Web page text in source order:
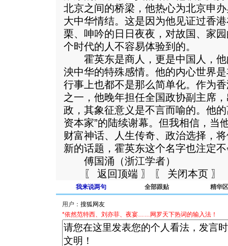
北京之间的桥梁，他热心为北京申
大中华情结。这是因为他见证过香
栗、呻吟的日日夜夜，对故国、家
个时代的人不容易体验到的。
霍英东是商人，更是中国人，他
泱中华的特殊感情。他的内心世界
行事上也都不是那么简单化。作为
之一，他晚年担任全国政协副主席
政，其象征意义是不言而喻的。他
资本家”的陆续谢幕。但我相信，当
财富神话、人生传奇、政治选择，
新的话题，霍英东这个名字也注定
傅国涌（浙江学者）
〖 返回顶端 〗 〖 关闭本页 〗
我来说两句 全部跟贴 精华区
用户：
*依然范特西、刘亦菲、夜宴……网罗天下热词的输入法！